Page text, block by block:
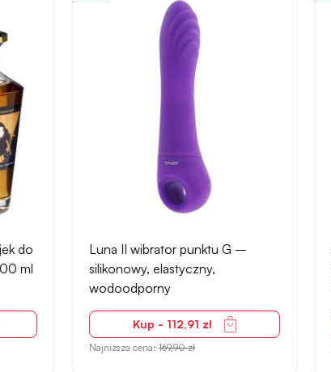
do
ml
Luna II wibrator punktu G –
silikonowy, elastyczny,
wodoodporny
Kup - 112,91 zł
Najniższa cena: 169,90 zł